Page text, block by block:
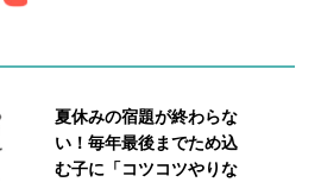
夏休みの宿題が終わらな
い！毎年最後までため込
む子に「コツコツやりな